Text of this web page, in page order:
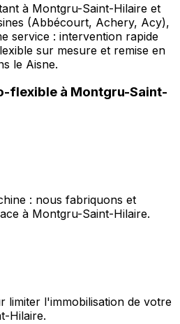
à Montgru-Saint-Hilaire et
(Abbécourt, Achery, Acy),
service : intervention rapide
sur mesure et remise en
le Aisne.
flexible à Montgru-Saint-
: nous fabriquons et
à Montgru-Saint-Hilaire.
limiter l'immobilisation de votre
Hilaire.